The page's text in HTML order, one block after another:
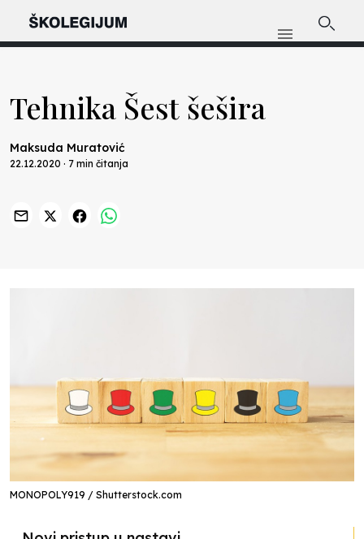
Tehnika Šest šešira
Maksuda Muratović
22.12.2020 · 7 min čitanja
MONOPOLY919 / Shutterstock.com